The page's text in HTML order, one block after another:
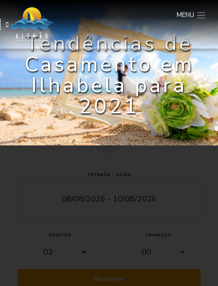
MENU
Tendências de
Casamento em
Ilhabela para
2021
ENTRADA - SAÍDA
ADULTOS CRIANÇAS
Reservar